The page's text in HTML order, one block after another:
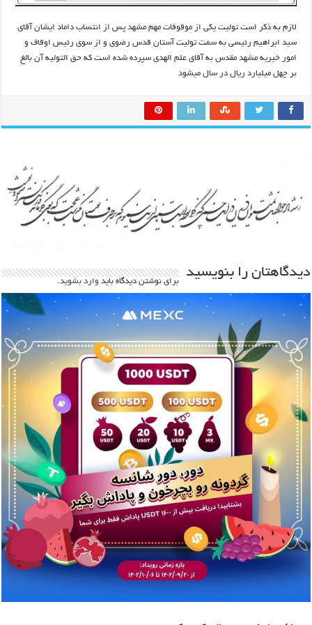
لازم به ذکر است تولیت یکی از موقوفات مهم مشهد پس از انتساب داماد ایشان آقای
سید ابراهیم رئیسی به سمت تولیت آستان قدس رضوی و از سوی رئیس اوقاف و
امور خیریه مشهد مقدس به آقای علم الهدی سپرده شده است که حق التولیه آن بالغ
بر چهل میلیارد ریال در سال میشود
دیدگاهتان را بنویسید
برای نوشتن دیدگاه باید وارد بشوید.